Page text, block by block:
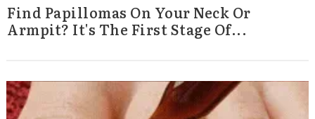
Find Papillomas On Your Neck Or
Armpit? It's The First Stage Of...